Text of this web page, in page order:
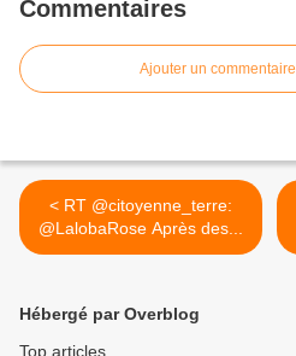
Commentaires
Ajouter un commentaire
< RT @citoyenne_terre:
@LalobaRose Après des...
Hébergé par Overblog
Top articles